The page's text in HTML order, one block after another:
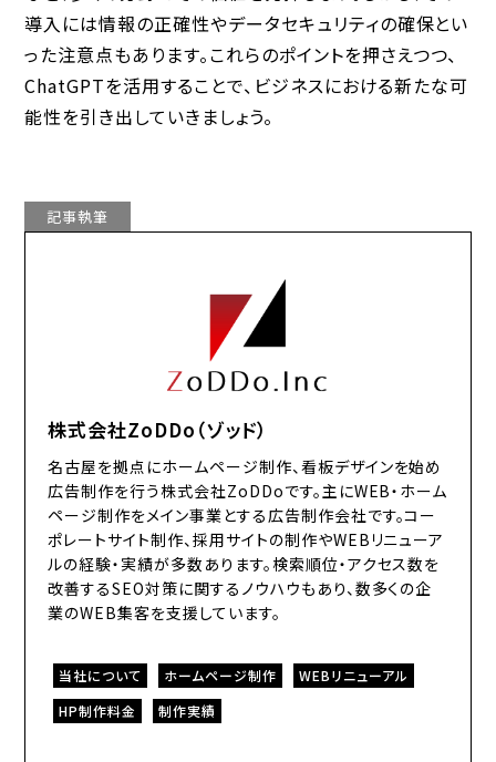
導入には情報の正確性やデータセキュリティの確保とい
った注意点もあります。これらのポイントを押さえつつ、
ChatGPTを活用することで、ビジネスにおける新たな可
能性を引き出していきましょう。
記事執筆
株式会社ZoDDo（ゾッド）
名古屋を拠点にホームページ制作、看板デザインを始め
広告制作を行う株式会社ZoDDoです。主にWEB・ホーム
ページ制作をメイン事業とする広告制作会社です。コー
ポレートサイト制作、採用サイトの制作やWEBリニューア
ルの経験・実績が多数あります。検索順位・アクセス数を
改善するSEO対策に関するノウハウもあり、数多くの企
業のWEB集客を支援しています。
当社について ホームページ制作
WEBリニューアル
HP制作料金
制作実績